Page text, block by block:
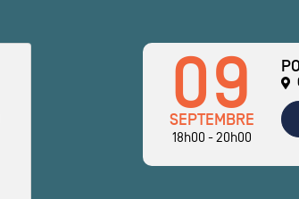
09
SEPTEMBRE
18h00 - 20h00